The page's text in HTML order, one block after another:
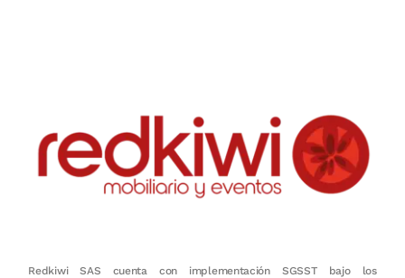
Redkiwi SAS cuenta con implementación SGSST bajo los